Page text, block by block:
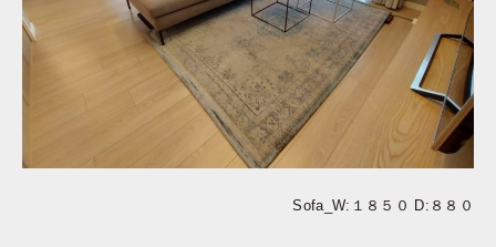
Sofa_W:１８５０ D:８８０